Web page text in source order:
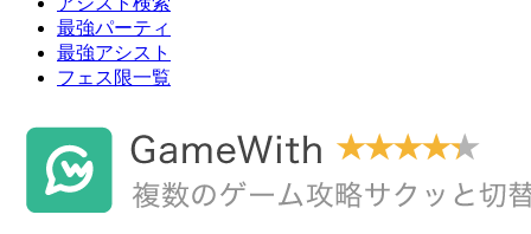
最強パーティ
最強アシスト
フェス限一覧